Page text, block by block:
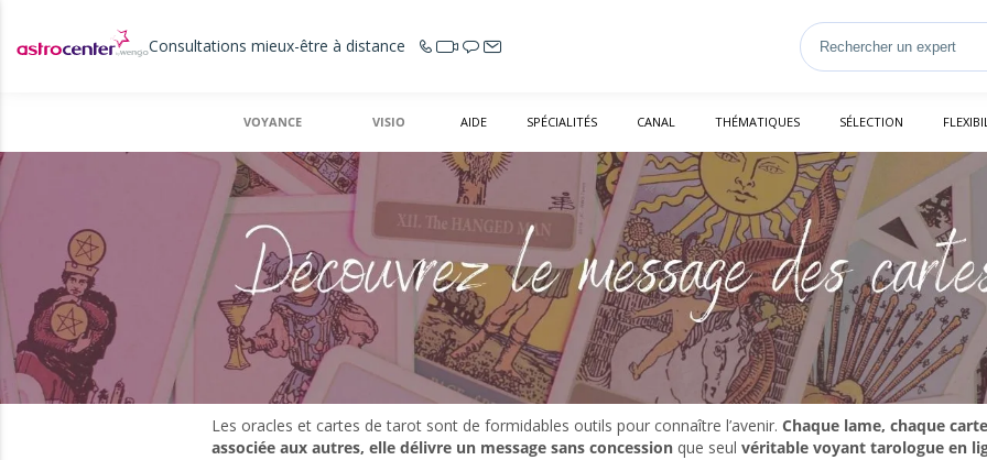
Consultations mieux-être à distance
VOYANCE VISIO AIDE SPÉCIALITÉS CANAL THÉMATIQUES SÉLECTION
Les oracles et cartes de tarot sont de formidables outils pour connaître l’avenir. Chaque lame, chaque
associée aux autres, elle délivre un message sans concession que seul véritable voyant tarologue en